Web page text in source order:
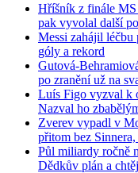
Hříšník z finále MS
pak vyvolal další
Messi zahájil
góly a rekord
Gutová-
po zranění už na
Luís Figo vyzval k
Nazval ho
Zverev vypadl v
přitom bez
Půl miliardy ročně
Dědkův plán a